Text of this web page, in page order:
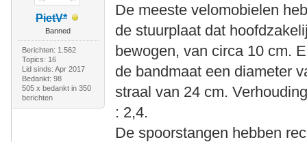
PietV*
Banned
Berichten: 1.562
Topics: 16
Lid sinds: Apr 2017
Bedankt: 98
505 x bedankt in 350
berichten
De meeste velomobielen
de stuurplaat dat
bewogen, van circa 10 cm.
de bandmaat een diameter
straal van 24 cm.
: 2,4.
De spoorstangen hebben